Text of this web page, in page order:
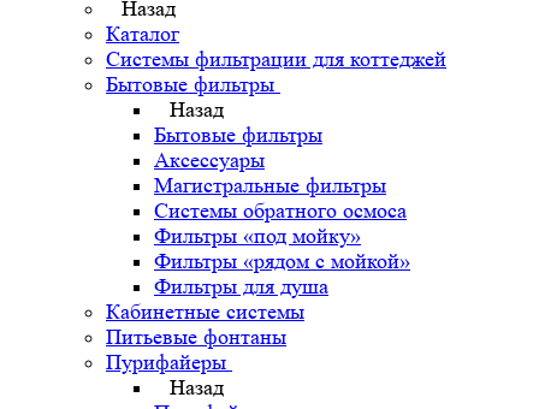
Назад
Каталог
Системы фильтрации для коттеджей
Бытовые фильтры
Назад
Бытовые фильтры
Аксессуары
Магистральные фильтры
Системы обратного осмоса
Фильтры «под мойку»
Фильтры «рядом с мойкой»
Фильтры для душа
Кабинетные системы
Питьевые фонтаны
Пурифайеры
Назад